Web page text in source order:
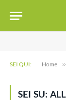
SEI QUI: Home »
SEI SU: